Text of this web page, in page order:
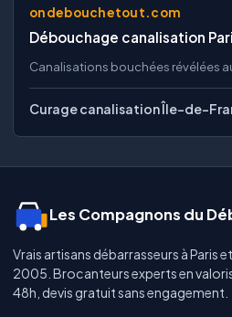
ondebouchetout.com
Débouchage canalisation
Canalisations bouchées révélées
Curage canalisation Île-de-
Les Compagnons du
Vrais artisans débarrasseurs à Paris
2005. Brocanteurs experts en
48h, devis gratuit sans engagement.